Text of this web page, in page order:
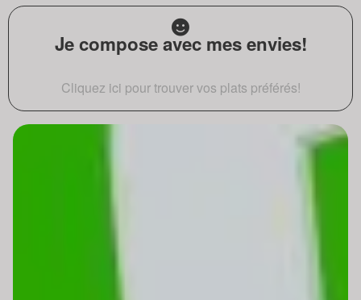
Je compose avec mes envies!
Cliquez ici pour trouver vos plats préférés!